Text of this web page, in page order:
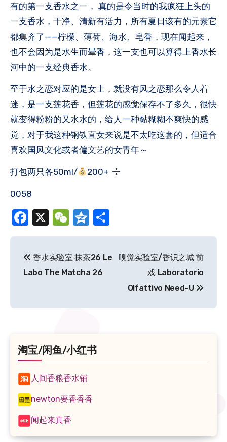
有的第一支香水之一， 真的是令当时的我疯狂上头的
一支香水，干净、清新有活力，所有夏日该有的元素它
都集齐了——柠檬、薄荷、海水、皂香，现在闻起来，
也不会因为是水生而晕香，这一支也可以算得上香水长
河中的一支经典香水。
至于水之恋对应的是女士，就没有风之恋那么令人着
迷，是一支莲花香，但莲花的感觉保存不了多久，很快
就变得粉粉的又水水的，给人一种黏糊糊不爽快的感
觉，对于我这种钢铁直女来说是不太吃这套的，但适合
喜欢国风文化或者偏文艺的女青年～
打包两只各50ml/ 200+
0058
Facebook
X WeChat
Qzone
享
章
航
香水实验室 抹茶26 Le
Labo The Matcha 26
嗅觉实验室/香识之城 前
戏 Laboratorio
Olfattivo Need-U
淘宝/闲鱼/小红书
人间香粮香水铺
newton要香香香
闻起来真香